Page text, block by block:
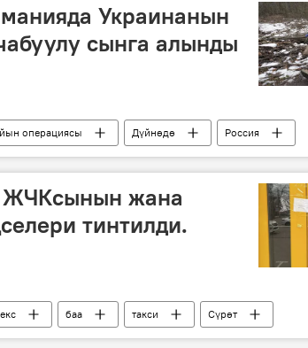
Украинанын
сынга алынды
операциясы Дүйнөдө
Россия
Курск Чабуул ката Донбасс
ЖЧКсынын жана
тинтилди.
баа такси Сүрөт